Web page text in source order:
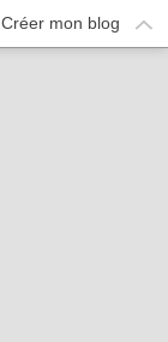
Créer mon blog